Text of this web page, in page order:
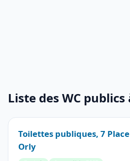
Liste des WC
Toilettes publiques, 7
Orly